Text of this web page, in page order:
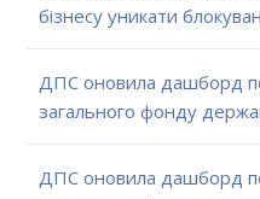
бізнесу уникати
ДПС оновила дашборд
загального фонду
ДПС оновила дашборд